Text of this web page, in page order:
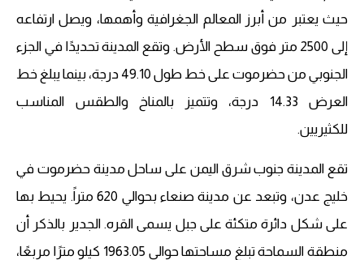
حيث يعتبر من أبرز المعالم الجغرافية وأهمها، ويصل ارتفاعه
إلى 2500 متر فوق سطح الأرض. وتقع المدينة تحديدًا في الجزء
الجنوبي من حضرموت على خط طول 49.10 درجة، بينما يبلغ خط
العرض 14.33 درجة، وتتميز بالمناخ والطقس المناسب
للكثيريين.
تقع المدينة جنوب شرق اليمن على ساحل مدينة حضرموت في
خليج عدن، وتبعد عن مدينة صنعاء بحوالي 620 متراً. يحيط بها
على شكل دائرة متكئة على جبل يسمى القره. الجدير بالذكر أن
منطقة السماحة تبلغ مساحتها حوالي 1963.05 كيلو مترًا مربعًا،